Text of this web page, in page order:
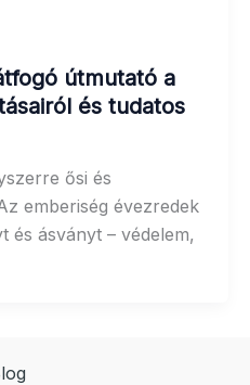
útmutató a
és tudatos
ősi és
emberiség évezredek
és ásványt – védelem,